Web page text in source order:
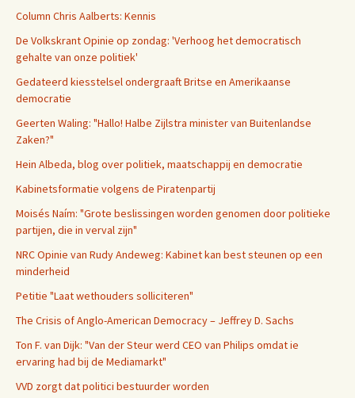
Column Chris Aalberts: Kennis
De Volkskrant Opinie op zondag: 'Verhoog het democratisch
gehalte van onze politiek'
Gedateerd kiesstelsel ondergraaft Britse en Amerikaanse
democratie
Geerten Waling: "Hallo! Halbe Zijlstra minister van Buitenlandse
Zaken?"
Hein Albeda, blog over politiek, maatschappij en democratie
Kabinetsformatie volgens de Piratenpartij
Moisés Naím: "Grote beslissingen worden genomen door politieke
partijen, die in verval zijn"
NRC Opinie van Rudy Andeweg: Kabinet kan best steunen op een
minderheid
Petitie "Laat wethouders solliciteren"
The Crisis of Anglo-American Democracy – Jeffrey D. Sachs
Ton F. van Dijk: "Van der Steur werd CEO van Philips omdat ie
ervaring had bij de Mediamarkt"
VVD zorgt dat politici bestuurder worden